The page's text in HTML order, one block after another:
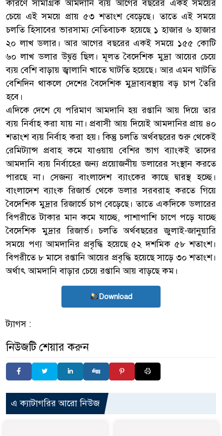
কারণে সামগ্রিক আমদানি ব্যয় আগের বছরের একই সময়ের
চেয়ে এই সময়ে প্রায় ৫৩ শতাংশ বেড়েছে। তাতে এই সময়ে
চলতি হিসাবের ভারসাম্য নেতিবাচক হয়েছে ১ হাজার ৬ হাজার
২০ লাখ ডলার। আর আগের বছরের একই সময়ে ১৫৫ কোটি
৬০ লাখ ডলার উদ্বৃত্ত ছিল। মূলত বৈদেশিক মুদ্রা আয়ের চেয়ে
ব্যয় বেশি বাড়ায় জ্বালানি খাতে ঘাটতি হয়েছে। আর এমন ঘাটতি
বেশিদিন থাকলে দেশের বৈদেশিক মুদ্রাব্যবস্থায় বড় চাপ তৈরি
হবে।
এদিকে দেশে যে পরিমাণ আমদানি হয় রপ্তানি আয় দিয়ে তার
ব্যয় নির্বাহ করা যায় না। প্রবাসী আয় দিয়েই আমদানির প্রায় ৪০
শতাংশ ব্যয় নির্বাহ করা হয়। কিন্তু চলতি অর্থবছরের শুরু থেকেই
রেমিট্যান্স প্রবাহ কমে যাওয়ায় বেশির ভাগ ব্যাংকই তাদের
আমদানি ব্যয় নির্বাহের জন্য প্রয়োজনীয় ডলারের সংস্থান করতে
পারছে না। সেজন্য বাংলাদেশ ব্যাংকের কাছে দ্বারস্থ হচ্ছে।
বাংলাদেশ ব্যাংক রিজার্ভ থেকে ডলার সরবরাহ করতে গিয়ে
বৈদেশিক মুদ্রার রিজার্ভে চাপ বেড়েছে। তাতে একদিকে ডলারের
বিপরীতে টাকার মান কমে যাচ্ছে, পাশাপাশি চাপে পড়ে যাচ্ছে
বৈদেশিক মুদ্রার রিজার্ভ। চলতি অর্থবছরের জুলাই-জানুয়ারি
সময়ে পণ্য আমদানির প্রবৃদ্ধি হয়েছে ৫২ দশমিক ৫৮ শতাংশ।
বিপরীতে ৮ মাসে রপ্তানি আয়ের প্রবৃদ্ধি হয়েছে সাড়ে ৩০ শতাংশ।
অর্থাৎ আমদানি বাড়ার চেয়ে রপ্তানি আয় বাড়ছে কম।
Download
ট্যাগস :
নিউজটি শেয়ার করুন
এ ক্যাটাগরির আরো নিউজ